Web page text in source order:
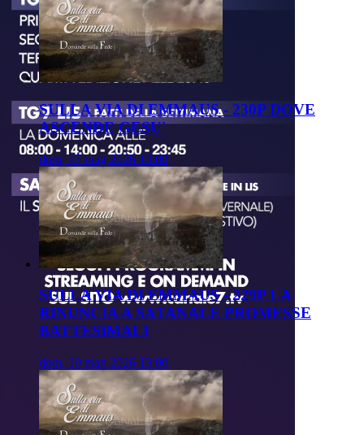
SULLA VIA DI EMMAUS - 230P DOVE
ASCENDE GESU'
dom, 17 mag 2026 13:00
SULLA VIA DI EMMAUS - 229P LA
RINUNCIA A SATANALE PROMESSE
BATTESIMALI
dom, 10 mag 2026 13:00